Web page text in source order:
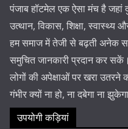
पंजाब हॉटमेल एक ऐसा मंच है जहां
उत्थान, विकास, शिक्षा, स्वास्थ्य
हम समाज में तेजी से बढ़ती अनेक
समुचित जानकारी प्रदान कर
लोगों की अपेक्षाओं पर खरा उतरने
गंभीर क्यों ना हो, ना दबेगा ना
उपयोगी कड़ियां